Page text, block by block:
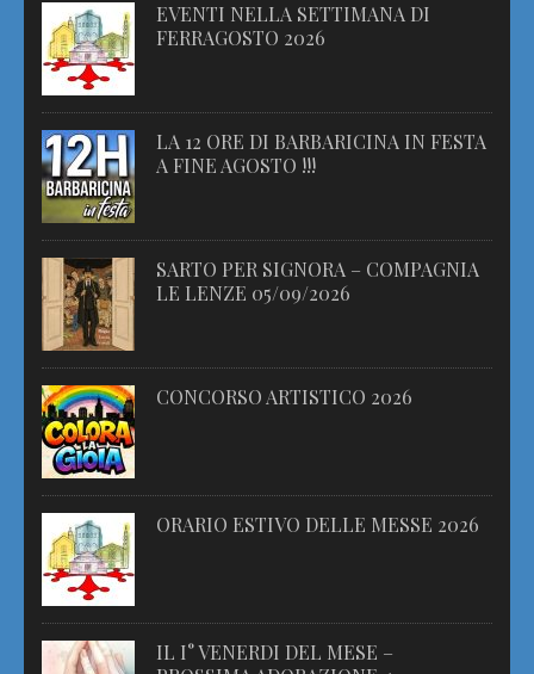
EVENTI NELLA SETTIMANA DI
FERRAGOSTO 2026
LA 12 ORE DI BARBARICINA IN FESTA
A FINE AGOSTO !!!
SARTO PER SIGNORA – COMPAGNIA
LE LENZE 05/09/2026
CONCORSO ARTISTICO 2026
ORARIO ESTIVO DELLE MESSE 2026
IL I° VENERDI DEL MESE –